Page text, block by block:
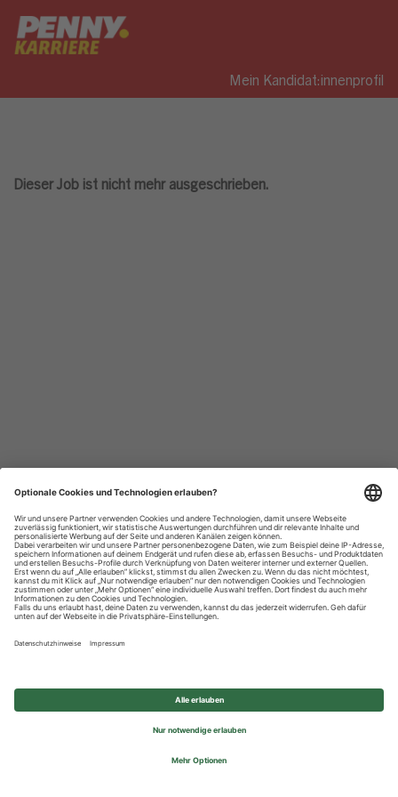
Mein Kandidat:innenprofil
Dieser Job ist nicht mehr ausgeschrieben.
Datenschutzhinweise
Impressum
Privatsphäre-Einstellungen
© 2026 REWE Group - All rights reserved